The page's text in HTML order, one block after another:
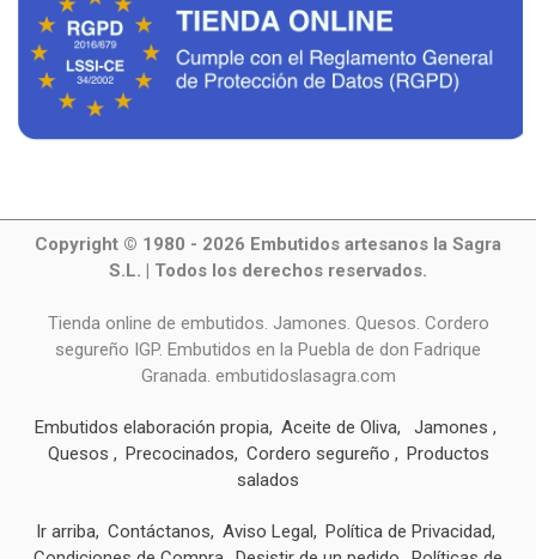
Copyright © 1980 - 2026 Embutidos artesanos la Sagra
S.L. | Todos los derechos reservados.
Tienda online de embutidos. Jamones. Quesos. Cordero
segureño IGP. Embutidos en la Puebla de don Fadrique
Granada. embutidoslasagra.com
Embutidos elaboración propia Aceite de Oliva
Jamones
Quesos
Precocinados Cordero segureño
Productos
salados
Ir arriba Contáctanos Aviso Legal
Política de Privacidad